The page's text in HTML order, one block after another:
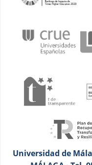
Universidad de